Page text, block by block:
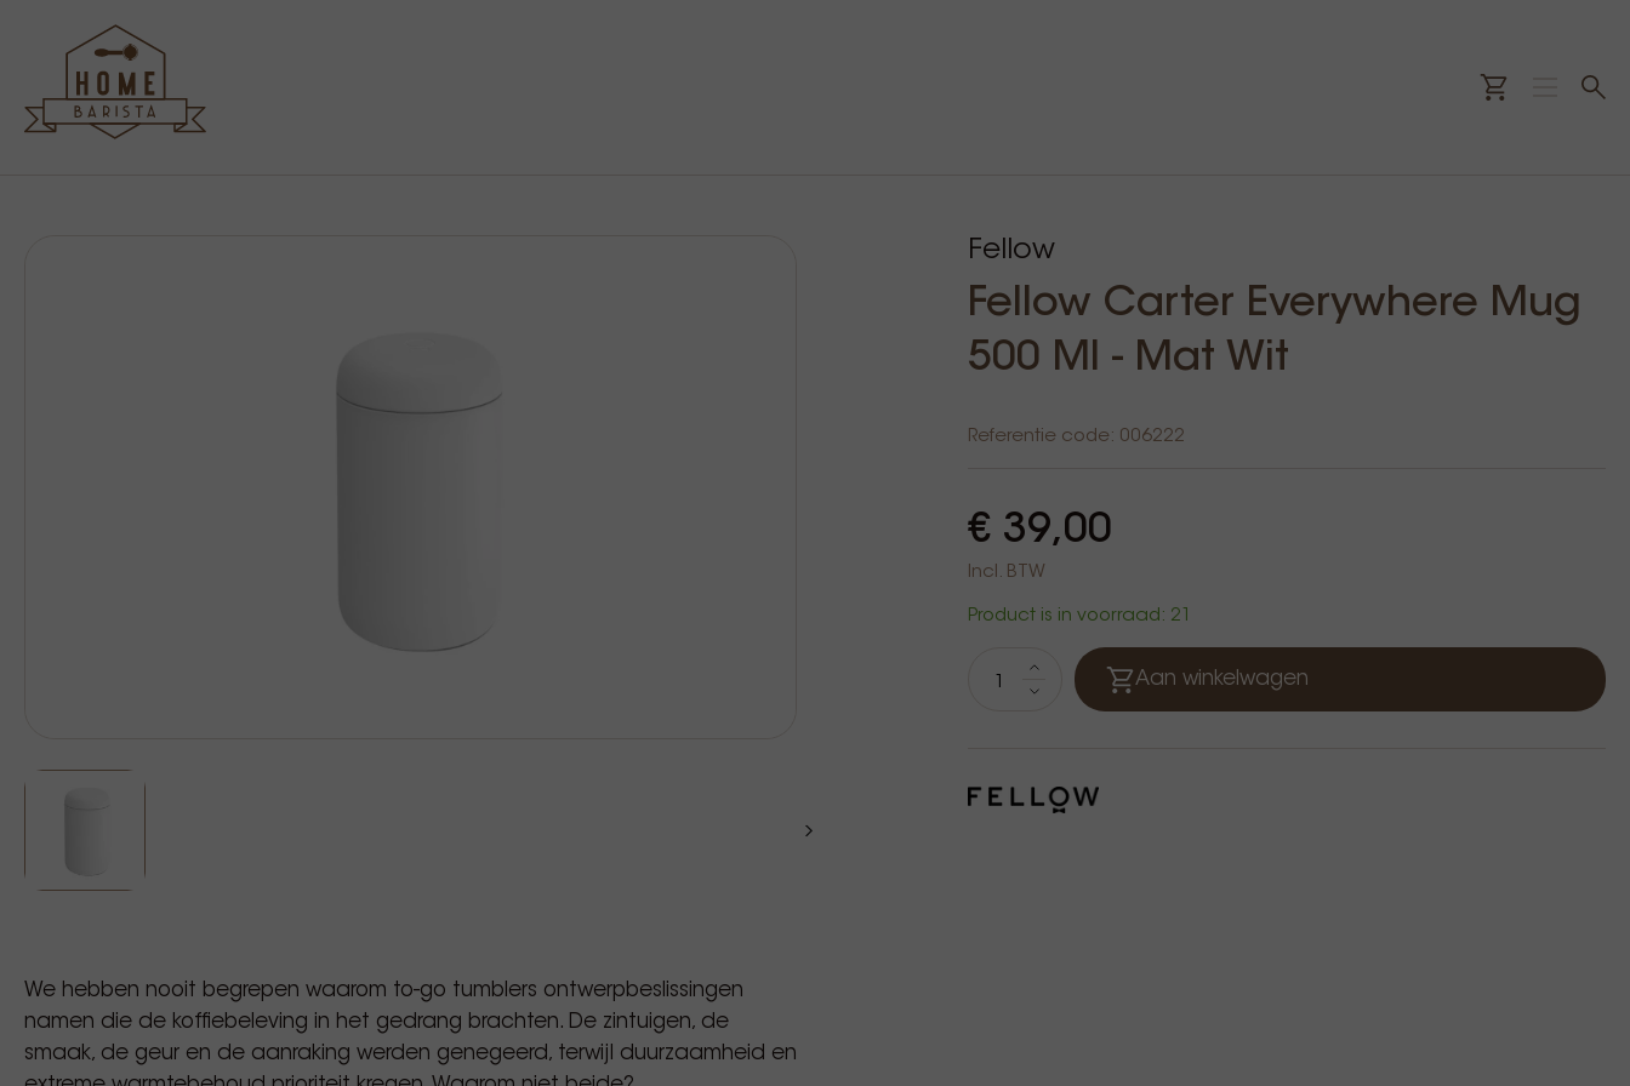
We hebben nooit begrepen waarom to-go tumblers ontwerpbeslissingen
namen die de koffiebeleving in het gedrang brachten. De zintuigen, de
smaak, de geur en de aanraking werden genegeerd, terwijl duurzaamheid en
Fellow
Fellow Carter Everywhere Mug
500 Ml - Mat Wit
Referentie code: 006222
€ 39,00
Incl. BTW
Product is in voorraad: 21
Aan winkelwagen